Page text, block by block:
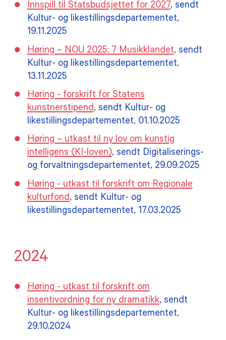
Innspill til Statsbudsjettet for 2027, sendt
Kultur- og likestillingsdepartementet,
19.11.2025
Høring – NOU 2025: 7 Musikklandet, sendt
Kultur- og likestillingsdepartementet,
13.11.2025
Høring - forskrift for Statens
kunstnerstipend, sendt Kultur- og
likestillingsdepartementet, 01.10.2025
Høring – utkast til ny lov om kunstig
intelligens (KI-loven), sendt Digitaliserings-
og forvaltningsdepartementet, 29.09.2025
Høring - utkast til forskrift om Regionale
kulturfond, sendt Kultur- og
likestillingsdepartementet, 17.03.2025
2024
Høring - utkast til forskrift om
insentivordning for ny dramatikk, sendt
Kultur- og likestillingsdepartementet,
29.10.2024